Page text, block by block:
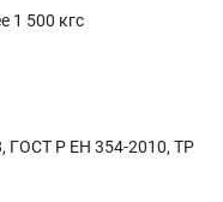
1 500 кгс
ГОСТ Р ЕН 354-2010, ТР